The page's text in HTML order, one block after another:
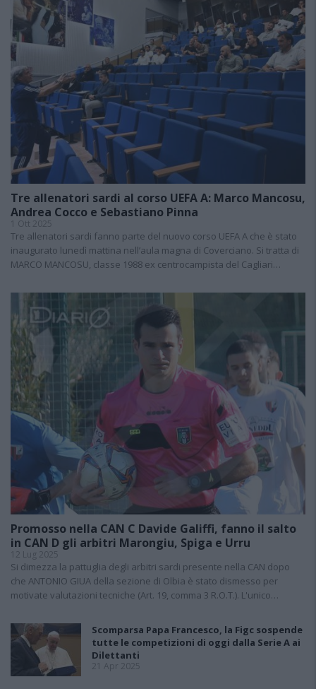
Tre allenatori sardi al corso UEFA A: Marco Mancosu,
Andrea Cocco e Sebastiano Pinna
1 Ott 2025
Tre allenatori sardi fanno parte del nuovo corso UEFA A che è stato
inaugurato lunedì mattina nell’aula magna di Coverciano. Si tratta di
MARCO MANCOSU, classe 1988 ex centrocampista del Cagliari…
Promosso nella CAN C Davide Galiffi, fanno il salto
in CAN D gli arbitri Marongiu, Spiga e Urru
12 Lug 2025
Si dimezza la pattuglia degli arbitri sardi presente nella CAN dopo
che ANTONIO GIUA della sezione di Olbia è stato dismesso per
motivate valutazioni tecniche (Art. 19, comma 3 R.O.T.). L'unico…
Scomparsa Papa Francesco, la Figc sospende
tutte le competizioni di oggi dalla Serie A ai
Dilettanti
21 Apr 2025